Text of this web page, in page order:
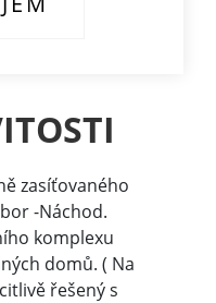
zasíťovaného
-Náchod.
komplexu
domů. ( Na
řešený s